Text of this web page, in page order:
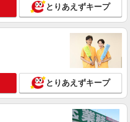
円〜2062円 ＜日払い有/週払い有/交
(ガソリン代含む)＞
城南区｜福大前駅すぐ
詳細を見る
少人数グルホで利用者さんと家事や
日払いOK
円〜2062円 ＜日払い有/週払い有/交
とりあえずキープ
とりあえずキープ